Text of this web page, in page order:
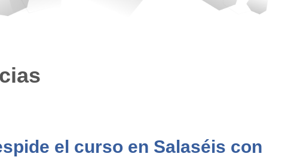
de Salamanca
Colegio O. de Podólogos de CyL
el curso en Salaséis con